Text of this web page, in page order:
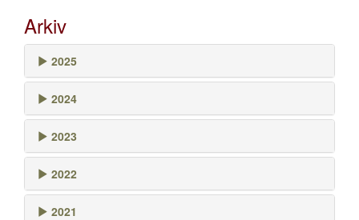
Arkiv
2025
2024
2023
2022
2021